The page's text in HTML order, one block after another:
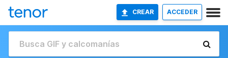
CREAR ACCEDER